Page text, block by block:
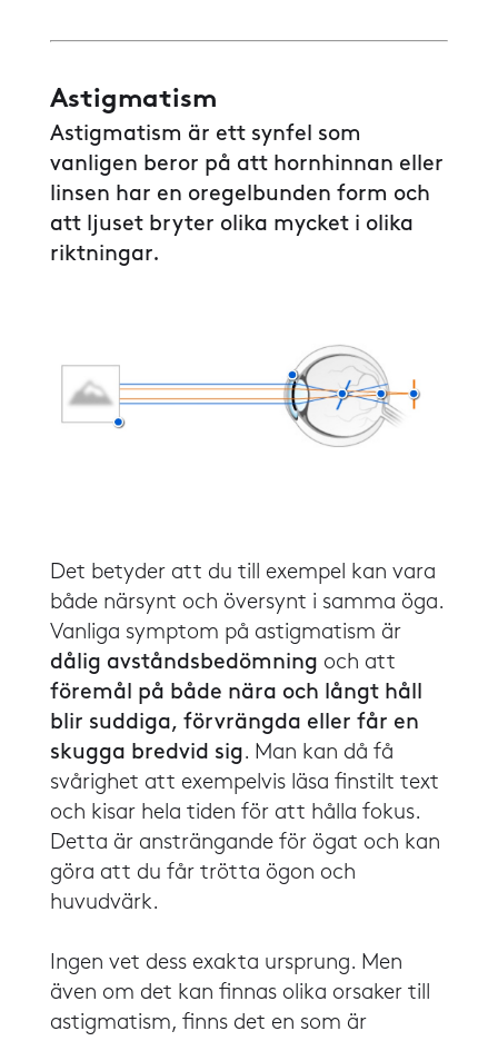
Astigmatism
​​Astigmatism är ett synfel som
vanligen beror på att hornhinnan eller
linsen har en oregelbunden form och
att ljuset bryter olika mycket i olika
riktningar.
Det betyder att du till exempel kan vara
både närsynt och översynt i samma öga.
Vanliga symptom på astigmatism är
dålig avståndsbedömning och att
föremål på både nära och långt håll
blir suddiga, förvrängda eller får en
skugga bredvid sig. Man kan då få
svårighet att exempelvis läsa finstilt text
och kisar hela tiden för att hålla fokus.
Detta är ansträngande för ögat och kan
göra att du får trötta ögon och
huvudvärk.
​​Ingen vet dess exakta ursprung. Men
även om det kan finnas olika orsaker till
astigmatism, finns det en som är